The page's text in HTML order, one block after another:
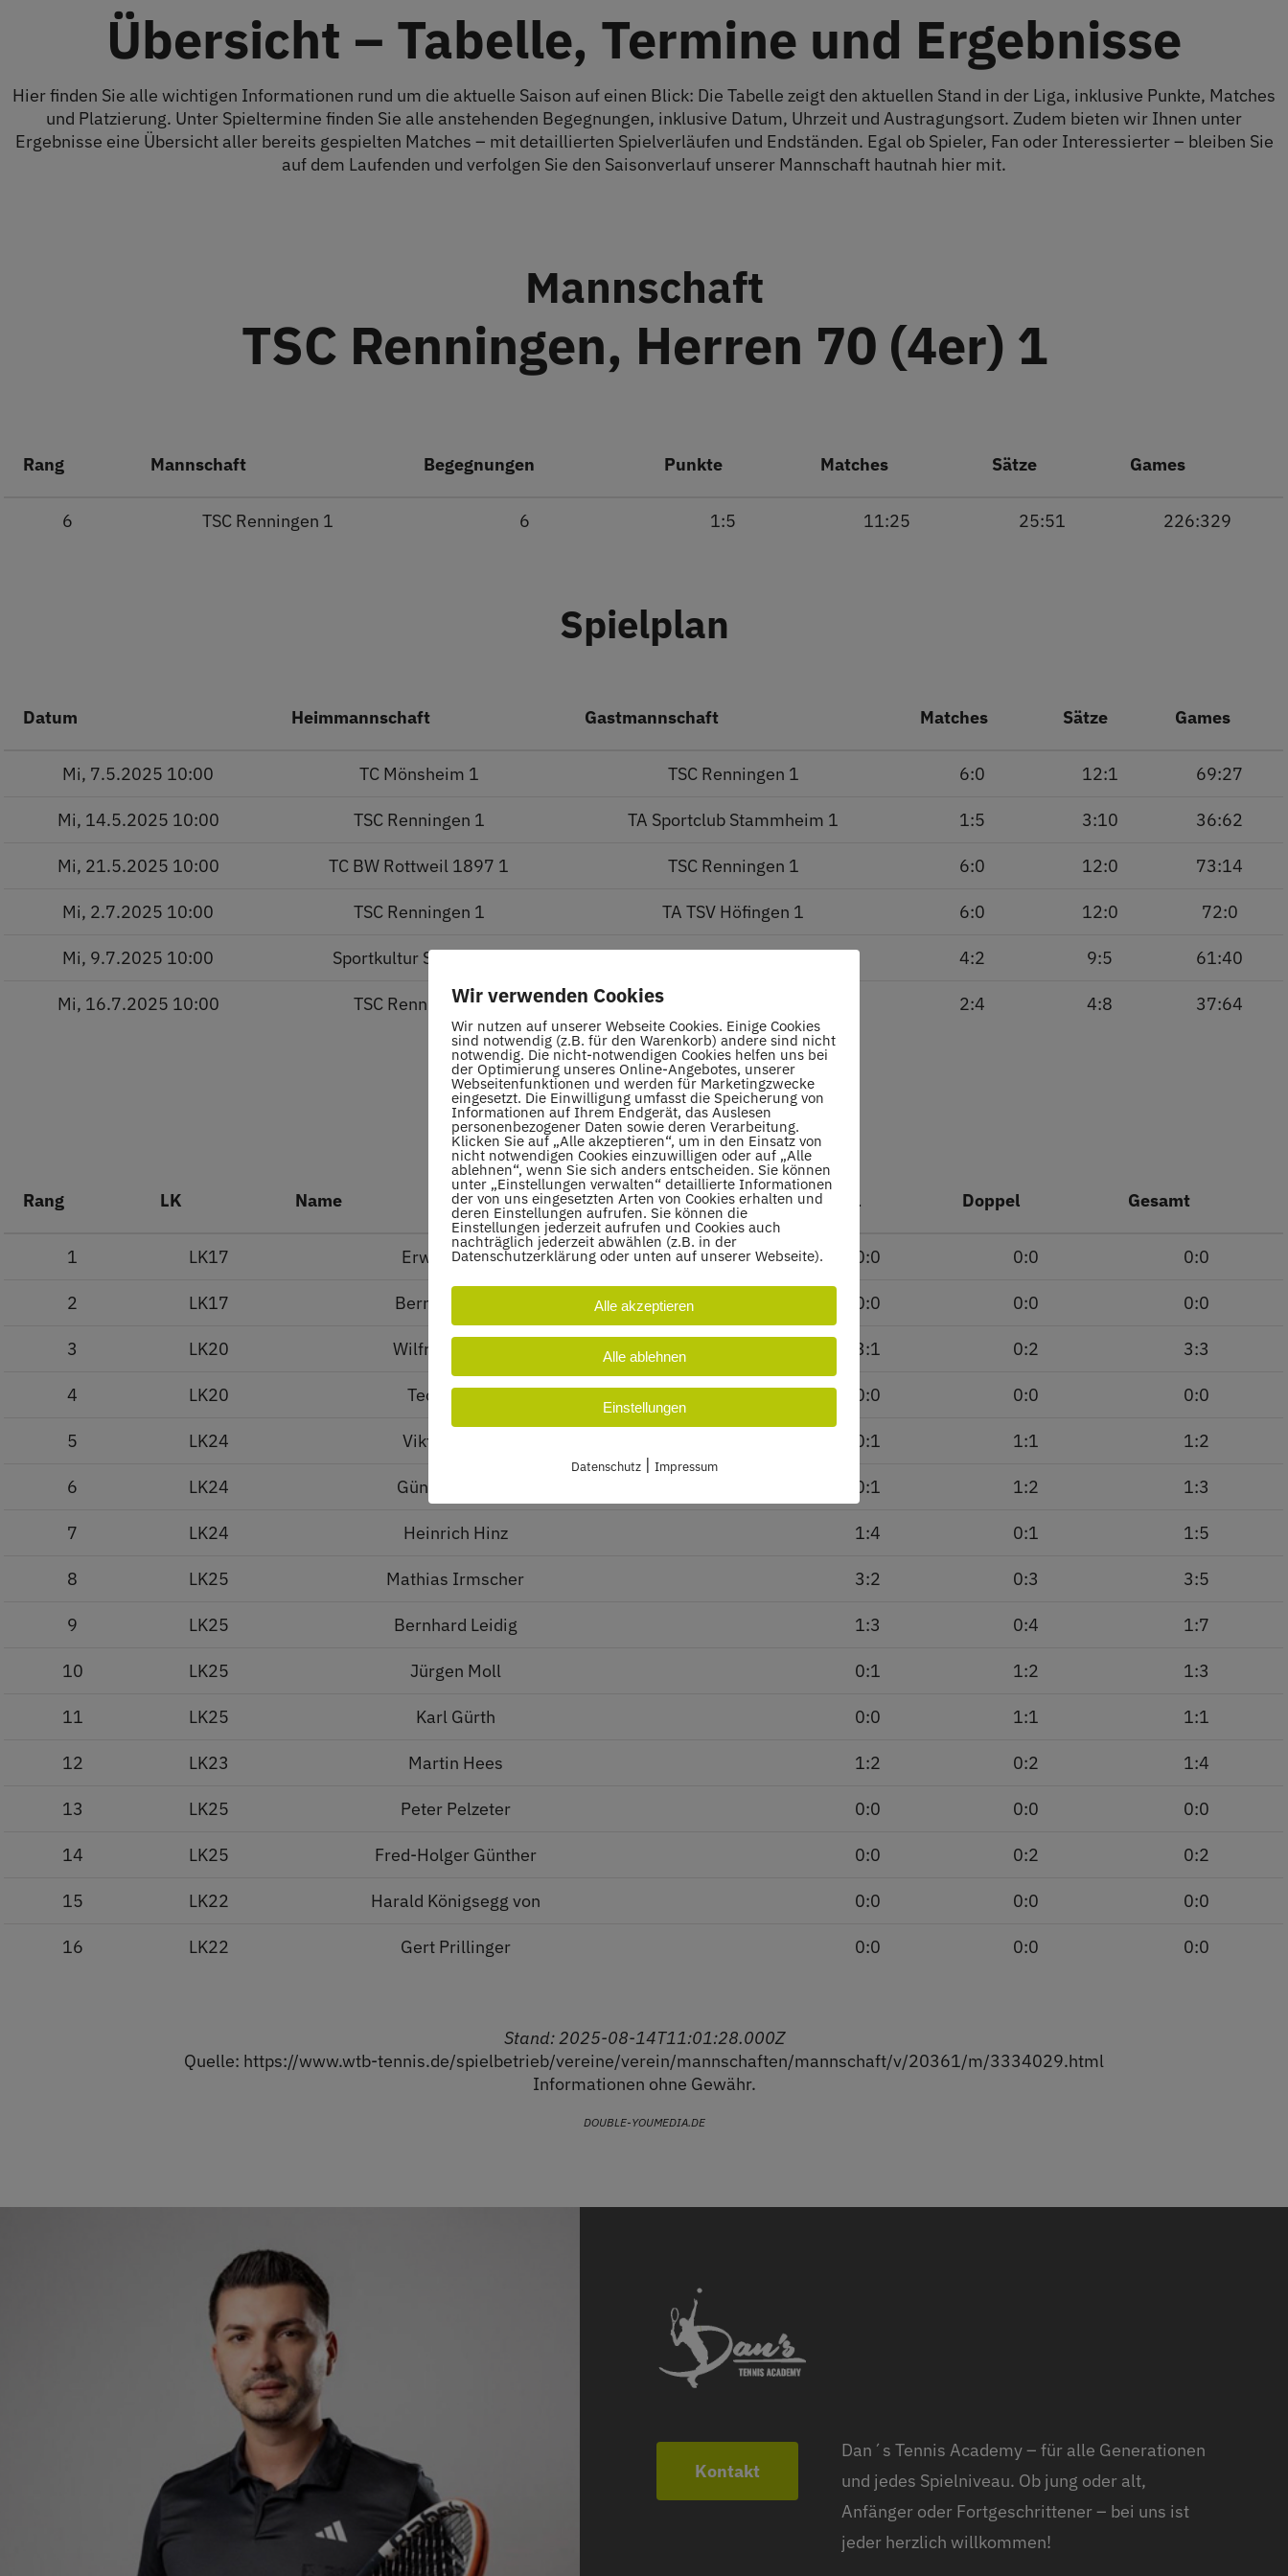
Übersicht – Tabelle, Termine und Ergebnisse
Hier finden Sie alle wichtigen Informationen rund um die aktuelle Saison auf einen Blick: Die Tabelle zeigt den aktuellen Stand in der Liga, inklusive Punkte, Matches
und Platzierung. Unter Spieltermine finden Sie alle anstehenden Begegnungen, inklusive Datum, Uhrzeit und Austragungsort. Zudem bieten wir Ihnen unter
Ergebnisse eine Übersicht aller bereits gespielten Matches – mit detaillierten Spielverläufen und Endständen. Egal ob Spieler, Fan oder Interessierter – bleiben Sie
auf dem Laufenden und verfolgen Sie den Saisonverlauf unserer Mannschaft hautnah hier mit.
Mannschaft
TSC Renningen, Herren 70 (4er) 1
Rang Mannschaft Begegnungen Punkte Matches Sätze Games
6 TSC Renningen 1 6 1:5 11:25 25:51 226:329
Spielplan
Datum Heimmannschaft Gastmannschaft Matches Sätze Games
Mi, 7.5.2025 10:00 TC Mönsheim 1 TSC Renningen 1 6:0 12:1 69:27
Mi, 14.5.2025 10:00 TSC Renningen 1 TA Sportclub Stammheim 1 1:5 3:10 36:62
Mi, 21.5.2025 10:00 TC BW Rottweil 1897 1 TSC Renningen 1 6:0 12:0 73:14
Mi, 2.7.2025 10:00 TSC Renningen 1 TA TSV Höfingen 1 6:0 12:0 72:0
Mi, 9.7.2025 10:00 Sportkultur Stuttgart 2 4:2 9:5 61:40
Mi, 16.7.2025 10:00 TSC Renningen 1 TA SPVGG Weil der Stadt 1 2:4 4:8 37:64
Spieler
Rang LK Name Nation Einzel Doppel Gesamt
1 LK17 Erwin Thumm 0:0 0:0 0:0
2 LK17 Bernhard Maier 0:0 0:0 0:0
3 LK20 Wilfried Helbich 3:1 0:2 3:3
4 LK20 Teo Axmann 0:0 0:0 0:0
5 LK24 Viktor Strehle 0:1 1:1 1:2
6 LK24 Günter Schmitt 0:1 1:2 1:3
7 LK24 Heinrich Hinz 1:4 0:1 1:5
8 LK25 Mathias Irmscher 3:2 0:3 3:5
9 LK25 Bernhard Leidig 1:3 0:4 1:7
10 LK25 Jürgen Moll 0:1 1:2 1:3
11 LK25 Karl Gürth 0:0 1:1 1:1
12 LK23 Martin Hees 1:2 0:2 1:4
13 LK25 Peter Pelzeter 0:0 0:0 0:0
14 LK25 Fred-Holger Günther 0:0 0:2 0:2
15 LK22 Harald Königsegg von 0:0 0:0 0:0
16 LK22 Gert Prillinger 0:0 0:0 0:0
Stand: 2025-08-14T11:01:28.000Z
Quelle: https://www.wtb-tennis.de/spielbetrieb/vereine/verein/mannschaften/mannschaft/v/20361/m/3334029.html
Informationen ohne Gewähr.
DOUBLE-YOUMEDIA.DE
Kontakt
Dan´s Tennis Academy – für alle Generationen
und jedes Spielniveau. Ob jung oder alt,
Anfänger oder Fortgeschrittener – bei uns ist
jeder herzlich willkommen!
Wir verwenden Cookies
Wir nutzen auf unserer Webseite Cookies. Einige Cookies
sind notwendig (z.B. für den Warenkorb) andere sind nicht
notwendig. Die nicht-notwendigen Cookies helfen uns bei
der Optimierung unseres Online-Angebotes, unserer
Webseitenfunktionen und werden für Marketingzwecke
eingesetzt. Die Einwilligung umfasst die Speicherung von
Informationen auf Ihrem Endgerät, das Auslesen
personenbezogener Daten sowie deren Verarbeitung.
Klicken Sie auf „Alle akzeptieren“, um in den Einsatz von
nicht notwendigen Cookies einzuwilligen oder auf „Alle
ablehnen“, wenn Sie sich anders entscheiden. Sie können
unter „Einstellungen verwalten“ detaillierte Informationen
der von uns eingesetzten Arten von Cookies erhalten und
deren Einstellungen aufrufen. Sie können die
Einstellungen jederzeit aufrufen und Cookies auch
nachträglich jederzeit abwählen (z.B. in der
Datenschutzerklärung oder unten auf unserer Webseite).
Alle akzeptieren
Alle ablehnen
Einstellungen
Datenschutz| Impressum